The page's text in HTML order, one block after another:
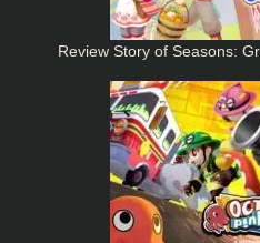
Review Story of Seasons: